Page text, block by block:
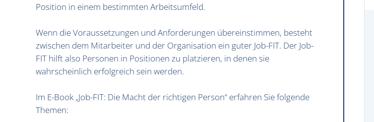
Position in einem bestimmten Arbeitsumfeld.
Wenn die Voraussetzungen und Anforderungen übereinstimmen, besteht
zwischen dem Mitarbeiter und der Organisation ein guter Job-FIT. Der Job-
FIT hilft also Personen in Positionen zu platzieren, in denen sie
wahrscheinlich erfolgreich sein werden.
Im E-Book „Job-FIT: Die Macht der richtigen Person“ erfahren Sie folgende
Themen: